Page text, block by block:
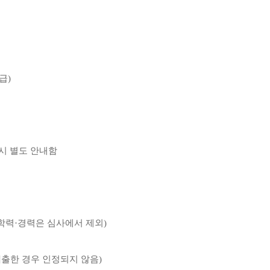
)
별도 안내함
력·경력은 심사에서 제외 )
한 경우 인정되지 않음)